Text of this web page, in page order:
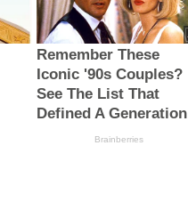
Remember These
Iconic '90s Couples?
See The List That
Defined A Generation
Brainberries